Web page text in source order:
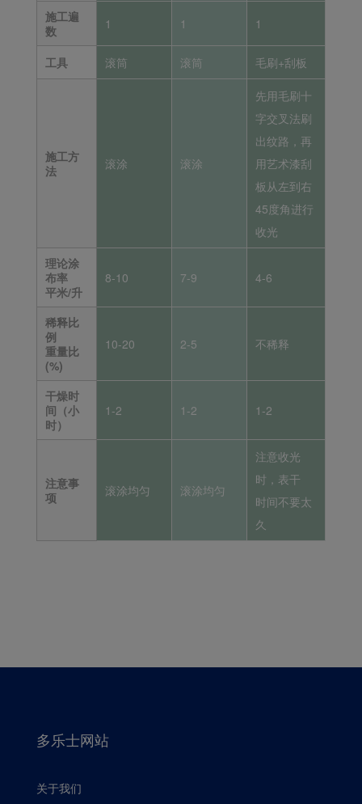
施工遍
数
1 1 1
工具 滚筒 滚筒 毛刷+刮板
施工方
法
滚涂 滚涂
先用毛刷十
字交叉法刷
出纹路，再
用艺术漆刮
板从左到右
45度角进行
收光
理论涂
布率
平米/升
8-10 7-9 4-6
稀释比
例
重量比
(%)
10-20 2-5 不稀释
干燥时
间（小
时）
1-2 1-2 1-2
注意事
项
滚涂均匀 滚涂均匀
注意收光
时，表干
时间不要太
久
多乐士网站
关于我们